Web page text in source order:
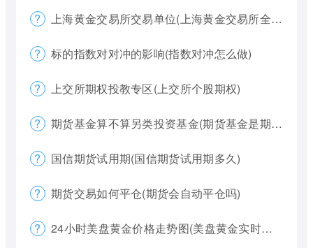
上海黄金交易所交易单位(上海黄金交易所全称)
标的指数对对冲的影响(指数对冲怎么做)
上交所期权投教专区(上交所个股期权)
期货基金算不算另类投资基金(期货基金是期货还是基金)
国信期货试用期(国信期货试用期多久)
期货交易如何平仓(期货会自动平仓吗)
24小时美盘黄金价格走势图(美盘黄金实时行情怎么看)